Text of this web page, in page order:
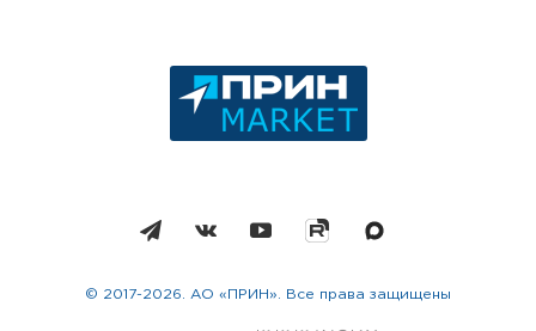
© 2017-2026. АО «ПРИН». Все права защищены